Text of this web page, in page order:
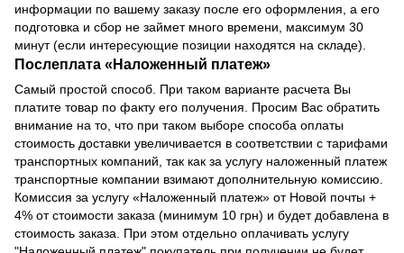
информации по вашему заказу после его оформления, а его
подготовка и сбор не займет много времени, максимум 30
минут (если интересующие позиции находятся на складе).
Послеплата « Наложенный платеж»
Самый простой способ. При таком варианте расчета Вы
платите товар по факту его получения. Просим Вас обратить
внимание на то, что при таком выборе способа оплаты
стоимость доставки увеличивается в соответствии с тарифами
транспортных компаний, так как за услугу наложенный платеж
транспортные компании взимают дополнительную комиссию.
Комиссия за услугу «Наложенный платеж» от Новой почты +
4% от стоимости заказа (минимум 10 грн) и будет добавлена в
стоимость заказа. При этом отдельно оплачивать услугу